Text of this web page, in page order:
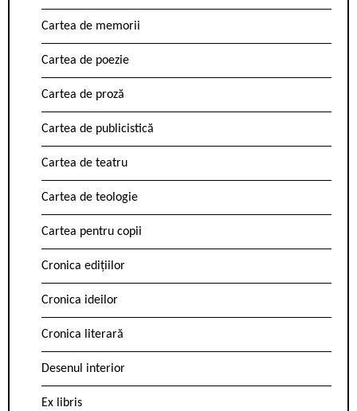
Cartea de memorii
Cartea de poezie
Cartea de proză
Cartea de publicistică
Cartea de teatru
Cartea de teologie
Cartea pentru copii
Cronica edițiilor
Cronica ideilor
Cronica literară
Desenul interior
Ex libris